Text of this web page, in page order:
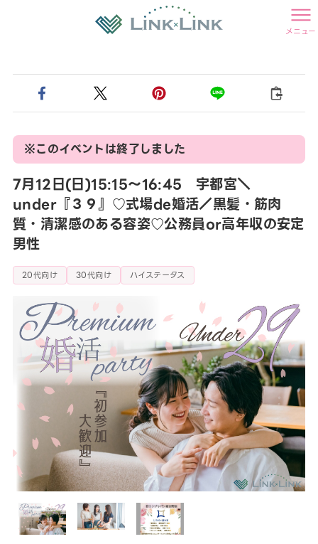
メニュー
※このイベントは終了しました
7月12日(日)15:15〜16:45 宇都宮＼
under『３９』♡式場de婚活／黒髪・筋肉
質・清潔感のある容姿♡公務員or高年収の安定
男性
20代向け 30代向け ハイステータス